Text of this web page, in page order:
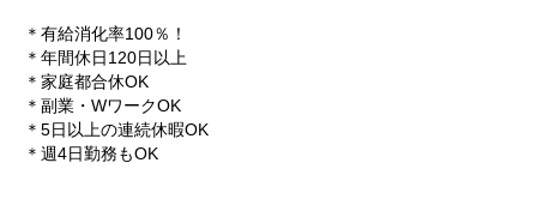
＊有給消化率100％！
＊年間休日120日以上
＊家庭都合休OK
＊副業・WワークOK
＊5日以上の連続休暇OK
＊週4日勤務もOK